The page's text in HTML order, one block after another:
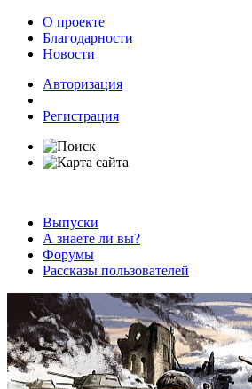
О проекте
Благодарности
Новости
Авторизация
Регистрация
Выпуски
А знаете ли вы?
Форумы
Рассказы пользователей